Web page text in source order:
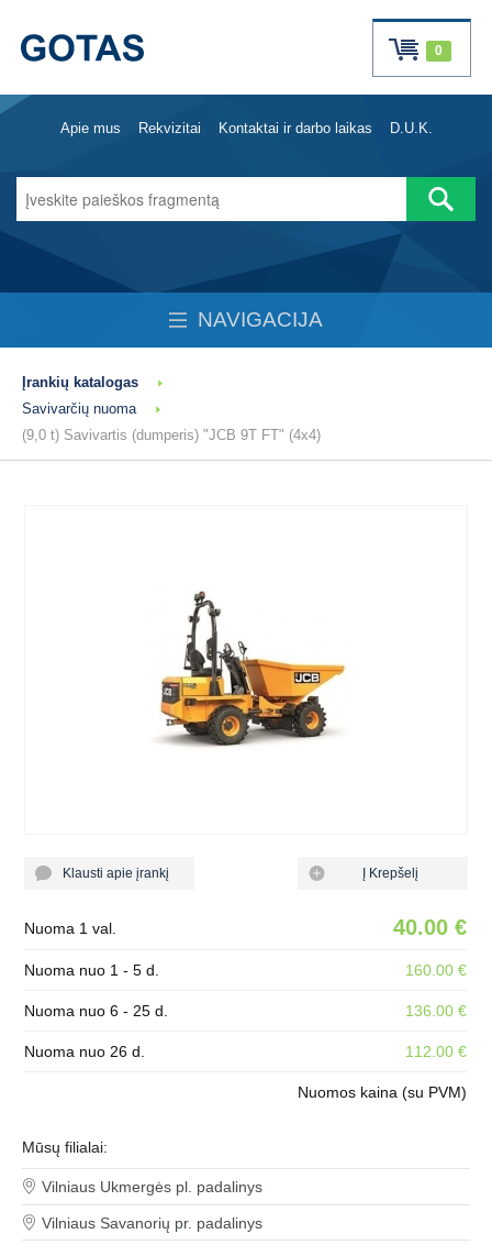
0
Apie mus Rekvizitai Kontaktai ir darbo laikas D.U.K.
NAVIGACIJA
Įrankių katalogas
Savivarčių nuoma
(9,0 t) Savivartis (dumperis) "JCB 9T FT" (4x4)
Klausti apie įrankį Į Krepšelį
Nuoma 1 val. 40.00 €
Nuoma nuo 1 - 5 d. 160.00 €
Nuoma nuo 6 - 25 d. 136.00 €
Nuoma nuo 26 d. 112.00 €
Nuomos kaina (su PVM)
Mūsų filialai:
Vilniaus Ukmergės pl. padalinys
Vilniaus Savanorių pr. padalinys